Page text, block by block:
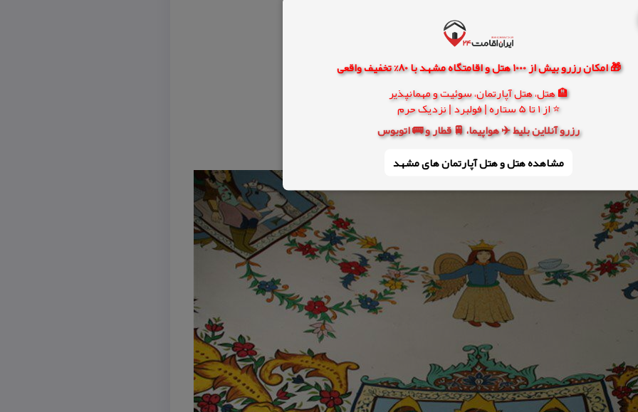
🎁 امکان رزرو بیش از 1000 هتل و اقامتگاه مشهد با 80% تخفیف واقعی
🏨 هتل، هتل آپارتمان، سوئیت و مهمانپذیر
⭐ از 1 تا 5 ستاره | فولبرد | نزدیک حرم
رزرو آنلاین بلیط ✈️ هواپیما، 🚆 قطار و 🚌 اتوبوس
مشاهده هتل و هتل‌ آپارتمان های مشهد